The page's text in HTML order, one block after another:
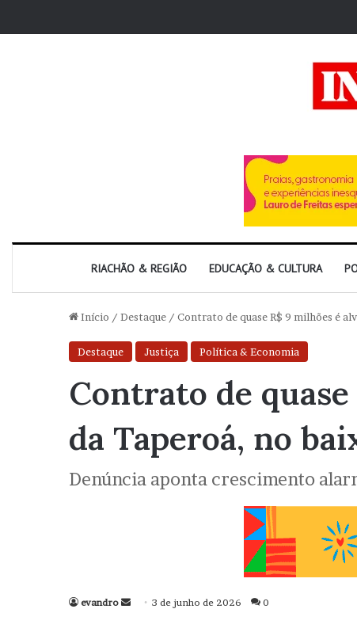
RIACHÃO & REGIÃO EDUCAÇÃO & CULTURA
Início / Destaque / Contrato de quase R$ 9 milhões é
Destaque Justiça Política & Economia
Contrato de
da Taperoá, no
Denúncia aponta crescimento
evandro
Mande3 de junho de 2026 0